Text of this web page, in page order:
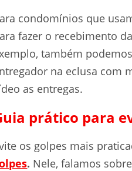
condomínios que
fazer o recebimento
também
na eclusa com
as entregas.
prático para
os golpes mais
. Nele, falamos